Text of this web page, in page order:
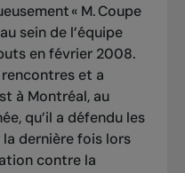
« M. Coupe
sein de l’équipe
en février 2008.
et a
à Montréal, au
qu’il a défendu les
dernière fois lors
contre la